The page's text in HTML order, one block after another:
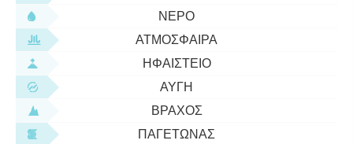
ΝΕΡΌ
ΑΤΜΌΣΦΑΙΡΑ
ΗΦΑΊΣΤΕΙΟ
ΑΥΓΉ
ΒΡΆΧΟΣ
ΠΑΓΕΤΏΝΑΣ